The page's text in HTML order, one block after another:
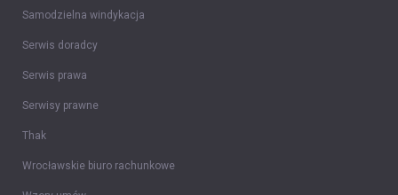
Samodzielna windykacja
Serwis doradcy
Serwis prawa
Serwisy prawne
Thak
Wrocławskie biuro rachunkowe